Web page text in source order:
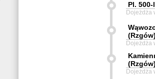
Pl.
Dojeżdża
(Rzgów)
Dojeżdża
(Rzgów)
Dojeżdża